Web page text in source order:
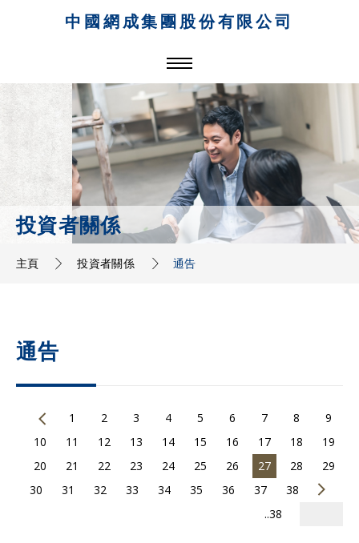
中國網成集團股份有限公司
投資者關係
主頁 投資者關係 通告
通告
1 2 3 4 5 6 7 8
9
10
11 12 13 14 15 16 17 18
19
20
21 22 23 24 25 26 27 28
29
30
31 32 33 34 35 36 37
38
..38